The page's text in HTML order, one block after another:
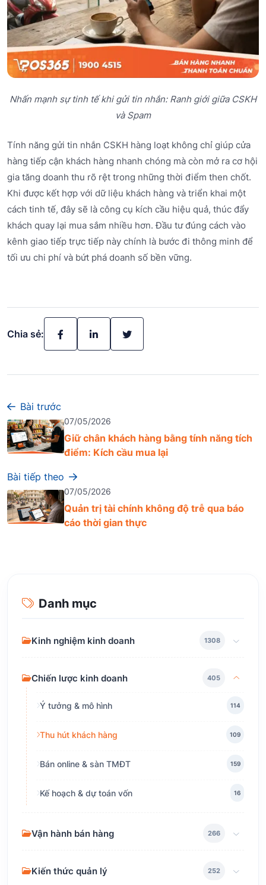
Nhấn mạnh sự tinh tế khi gửi tin nhắn: Ranh giới giữa CSKH
và Spam
Tính năng gửi tin nhắn CSKH hàng loạt không chỉ giúp cửa
hàng tiếp cận khách hàng nhanh chóng mà còn mở ra cơ hội
gia tăng doanh thu rõ rệt trong những thời điểm then chốt.
Khi được kết hợp với dữ liệu khách hàng và triển khai một
cách tinh tế, đây sẽ là công cụ kích cầu hiệu quả, thúc đẩy
khách quay lại mua sắm nhiều hơn. Đầu tư đúng cách vào
kênh giao tiếp trực tiếp này chính là bước đi thông minh để
tối ưu chi phí và bứt phá doanh số bền vững.
Chia sẻ:
Bài trước
07/05/2026
Giữ chân khách hàng bằng tính năng tích
điểm: Kích cầu mua lại
Bài tiếp theo
07/05/2026
Quản trị tài chính không độ trễ qua báo
cáo thời gian thực
Danh mục
Kinh nghiệm kinh doanh 1308
Chiến lược kinh doanh 405
Ý tưởng & mô hình 114
Thu hút khách hàng 109
Bán online & sàn TMĐT 159
Kế hoạch & dự toán vốn 16
Vận hành bán hàng 266
Kiến thức quản lý 252